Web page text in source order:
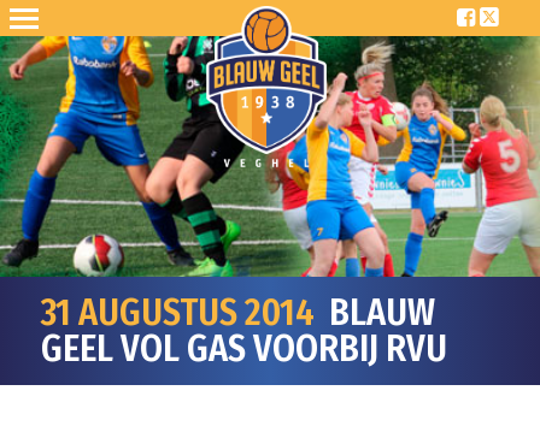
31 AUGUSTUS 2014 BLAUW
GEEL VOL GAS VOORBIJ RVU